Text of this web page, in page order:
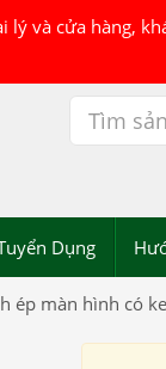
lý và cửa hàng,
Dụng
ép màn hình có